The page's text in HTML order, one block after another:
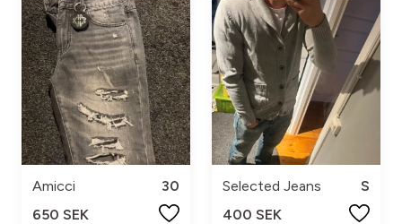
Amicci
30
650 SEK
Selected Jeans
S
400 SEK